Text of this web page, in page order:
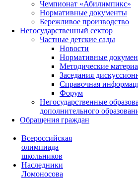
Чемпионат «Абилимпикс»
Нормативные документы
Бережливое производство
Негосударственный сектор
Частные детские сады
Новости
Нормативные
Методические
Заседания
Справочная
Форум
Негосударственные
дополнительного
Обращения граждан
Всероссийская
олимпиада
школьников
Наследники
Ломоносова